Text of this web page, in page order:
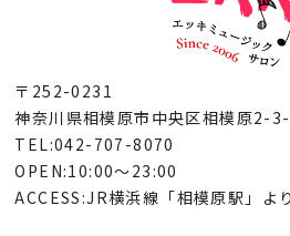
〒252-0231
神奈川県相模原市中央区相模原2-
TEL:042-707-8070
OPEN:10:00～23:00
ACCESS:JR横浜線「相模原駅」よ